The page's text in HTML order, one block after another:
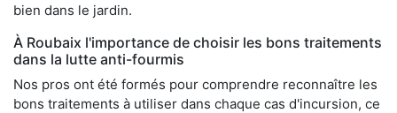
bien dans le jardin.
À Roubaix l'importance de choisir les bons traitements
dans la lutte anti-fourmis
Nos pros ont été formés pour comprendre reconnaître les
bons traitements à utiliser dans chaque cas d'incursion, ce